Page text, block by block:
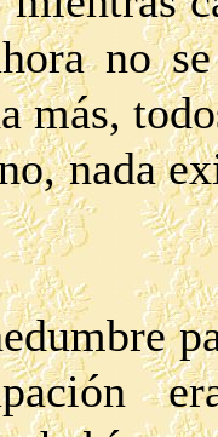
no
más,
nada